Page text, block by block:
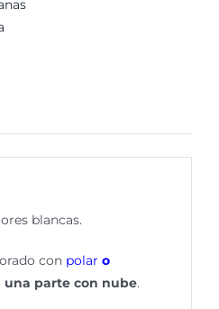
blancas.
con polar o
una parte con nube.